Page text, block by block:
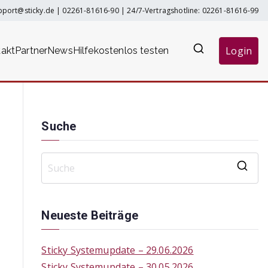
| 02261-81616-90| 24/7-Vertragshotline: 02261-81616-99
PartnerNewsHilfekostenlos testen Login
Suche
r
Neueste Beiträge
Sticky Systemupdate – 29.06.2026